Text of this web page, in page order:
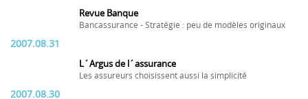
Revue Banque
Bancassurance - Stratégie : peu de modèles originaux
2007.08.31
L´Argus de l´assurance
Les assureurs choisissent aussi la simplicité
2007.08.30